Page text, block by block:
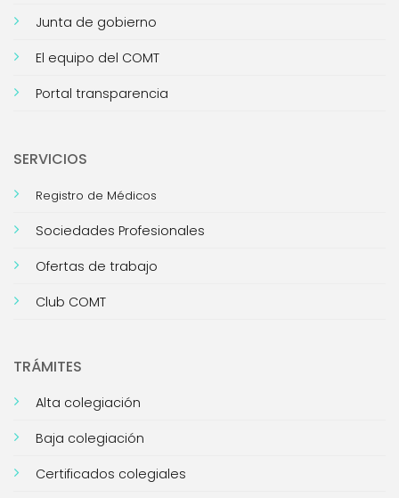
Junta de gobierno
El equipo del COMT
Portal transparencia
SERVICIOS
Registro de Médicos
Sociedades Profesionales
Ofertas de trabajo
Club COMT
TRÁMITES
Alta colegiación
Baja colegiación
Certificados colegiales